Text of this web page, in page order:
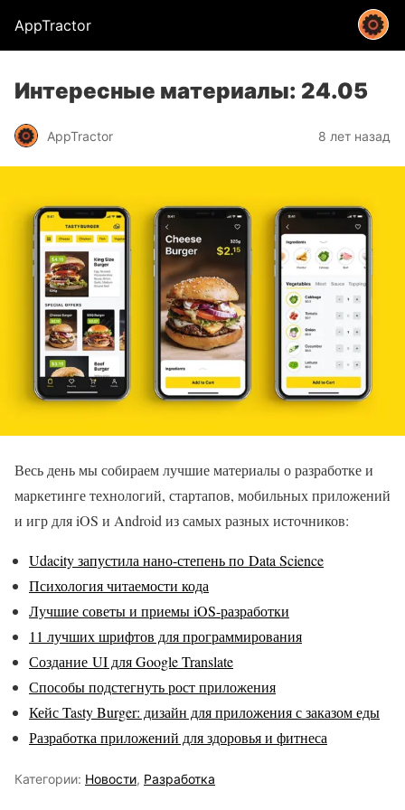
AppTractor
Интересные материалы: 24.05
AppTractor 8 лет назад
Весь день мы собираем лучшие материалы о разработке и
маркетинге технологий, стартапов, мобильных приложений
и игр для iOS и Android из самых разных источников:
Udacity запустила нано-степень по Data Science
Психология читаемости кода
Лучшие советы и приемы iOS-разработки
11 лучших шрифтов для программирования
Создание UI для Google Translate
Способы подстегнуть рост приложения
Кейс Tasty Burger: дизайн для приложения с заказом еды
Разработка приложений для здоровья и фитнеса
Категории: Новости, Разработка